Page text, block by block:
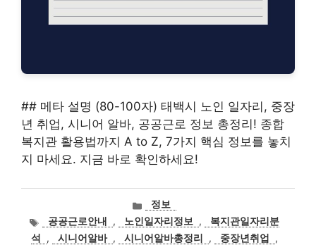
## 메타 설명 (80-100자) 태백시 노인 일자리, 중장
년 취업, 시니어 알바, 공공근로 정보 총정리! 종합
복지관 활용법까지 A to Z, 7가지 핵심 정보를 놓치
지 마세요. 지금 바로 확인하세요!
카
테
고
정보
태공공근로안내 , 노인일자리정보 ,
복지관일자리분
석
, 시니어알바 , 시니어알바총정리 , 중장년취업
,